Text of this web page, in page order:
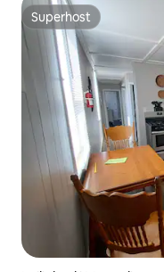
Superhost
Superhost